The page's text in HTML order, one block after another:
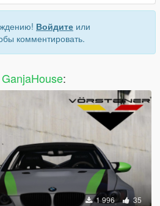
Войдите или
комментировать.
:
1 996 35